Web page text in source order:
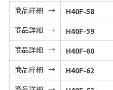
商品詳細
H40F-58
商品詳細
H40F-59
商品詳細
H40F-60
商品詳細
H40F-62